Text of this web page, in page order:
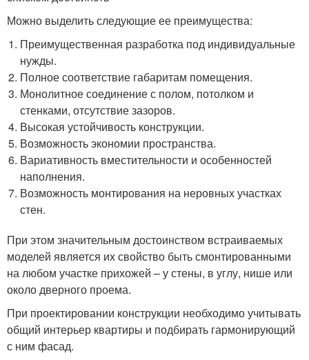
Можно выделить следующие ее преимущества:
Преимущественная разработка под индивидуальные
нужды.
Полное соответствие габаритам помещения.
Монолитное соединение с полом, потолком и
стенками, отсутствие зазоров.
Высокая устойчивость конструкции.
Возможность экономии пространства.
Вариативность вместительности и особенностей
наполнения.
Возможность монтирования на неровных участках
стен.
При этом значительным достоинством встраиваемых
моделей является их свойство быть смонтированными
на любом участке прихожей – у стены, в углу, нише или
около дверного проема.
При проектировании конструкции необходимо учитывать
общий интерьер квартиры и подбирать гармонирующий
с ним фасад.